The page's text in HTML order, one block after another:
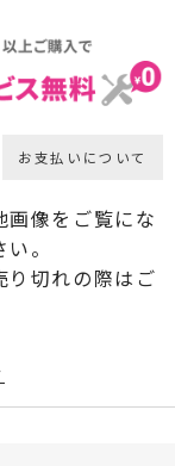
お支払いについて
像をご覧にな
。
り切れの際はご